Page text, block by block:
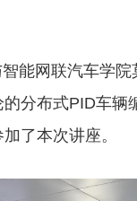
能网联汽车学
分布式PID车辆
了本次讲座。